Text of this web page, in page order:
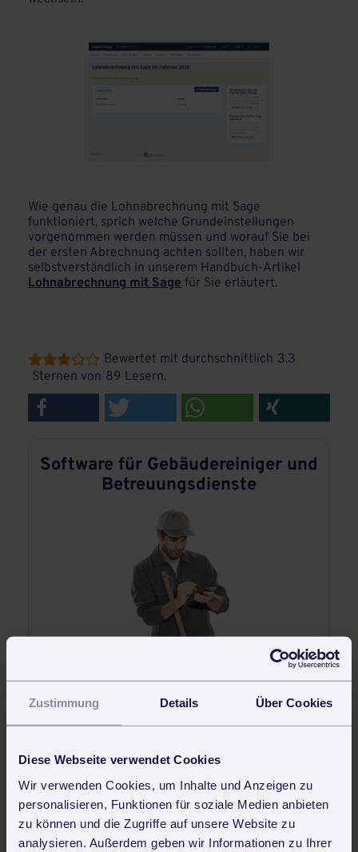
Zustimmung Details Über Cookies
Diese Webseite verwendet Cookies
Wir verwenden Cookies, um Inhalte und Anzeigen zu
personalisieren, Funktionen für soziale Medien anbieten
zu können und die Zugriffe auf unsere Website zu
analysieren. Außerdem geben wir Informationen zu Ihrer
Wie genau die Lohnabrechnung mit Sage
funktioniert, sprich welche Grundeinstellungen
vorgenommen werden müssen und worauf Sie bei
der ersten Abrechnung achten sollten, haben wir
selbstverständlich in unserem Handbuch-Artikel
Lohnabrechnung mit Sage für Sie erläutert.
 Bewertet mit durchschnittlich 3.3
Sternen von 89 Lesern.
Software für Gebäudereiniger und
Betreuungsdienste
30 Tage kostenlos und unverbindlich testen und sofort
produktiv arbeiten